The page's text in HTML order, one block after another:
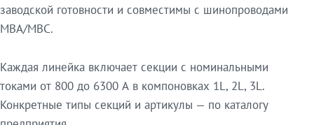
заводской готовности и совместимы с шинопроводами
МВА/МВС.
Каждая линейка включает секции с номинальными
токами от 800 до 6300 А в компоновках 1L, 2L, 3L.
Конкретные типы секций и артикулы — по каталогу